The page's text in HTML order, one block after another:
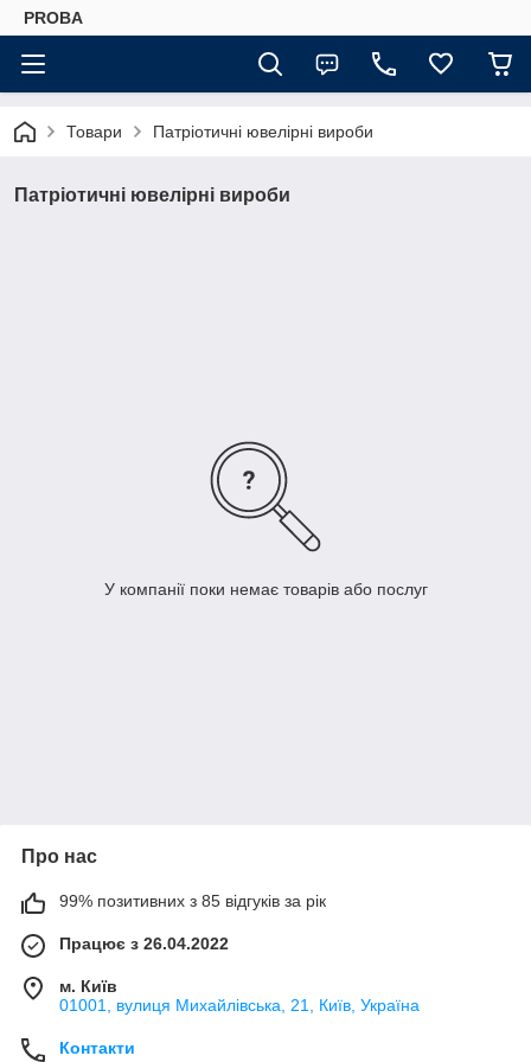
PROBA
Товари Патріотичні ювелірні вироби
Патріотичні ювелірні вироби
У компанії поки немає товарів або послуг
Про нас
99% позитивних з 85 відгуків за рік
Працює з 26.04.2022
м. Київ
01001, вулиця Михайлівська, 21, Київ, Україна
Контакти